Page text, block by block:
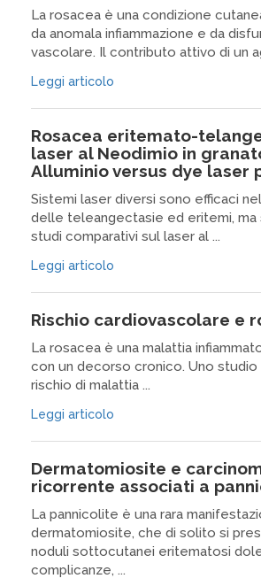
La rosacea è una condizione
da anomala infiammazione e da
vascolare. Il contributo attivo di un
Leggi articolo
Rosacea eritemato-
laser al Neodimio in
Alluminio versus dye laser
Sistemi laser diversi sono efficaci
delle teleangectasie ed eritemi, ma
studi comparativi sul laser al ...
Leggi articolo
Rischio cardiovascolare e
La rosacea è una malattia
con un decorso cronico. Uno studio
rischio di malattia ...
Leggi articolo
Dermatomiosite e
ricorrente associati a
La pannicolite è una rara
dermatomiosite, che di solito si
noduli sottocutanei eritematosi
complicanze, ...